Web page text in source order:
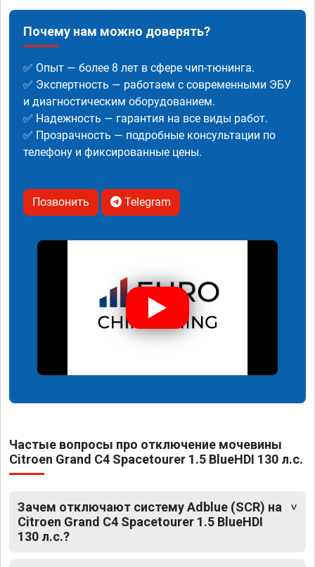
Почему нам можно доверять?
✅ Опыт — более 8 лет в сфере чип-тюнинга.
✅ Экспертность — работаем с современными ЭБУ
и диагностическим оборудованием.
✅ Надежность — гарантия на все виды работ.
✅ Прозрачность — подробные консультации по
телефону и фиксированные цены.
Позвонить Telegram
Частые вопросы про отключение мочевины
Citroen Grand C4 Spacetourer 1.5 BlueHDI 130 л.с.
Зачем отключают систему Adblue (SCR) на
Citroen Grand C4 Spacetourer 1.5 BlueHDI
130 л.с.?